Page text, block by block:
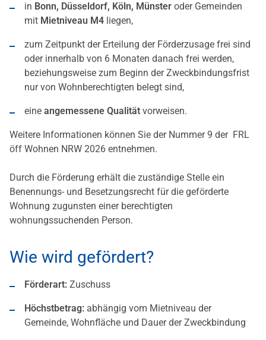
in Bonn, Düsseldorf, Köln, Münster oder Gemeinden
mit Mietniveau M4 liegen,
zum Zeitpunkt der Erteilung der Förderzusage frei sind
oder innerhalb von 6 Monaten danach frei werden,
beziehungsweise zum Beginn der Zweckbindungsfrist
nur von Wohnberechtigten belegt sind,
eine angemessene Qualität vorweisen.
Weitere Informationen können Sie der Nummer 9 der FRL
öff Wohnen NRW 2026 entnehmen.
Durch die Förderung erhält die zuständige Stelle ein
Benennungs- und Besetzungsrecht für die geförderte
Wohnung zugunsten einer berechtigten
wohnungssuchenden Person.
Wie wird gefördert?
Förderart: Zuschuss
Höchstbetrag: abhängig vom Mietniveau der
Gemeinde, Wohnfläche und Dauer der Zweckbindung